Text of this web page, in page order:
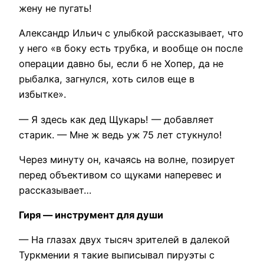
жену не пугать!
Александр Ильич с улыбкой рассказывает, что
у него «в боку есть трубка, и вообще он после
операции давно бы, если б не Хопер, да не
рыбалка, загнулся, хоть силов еще в
избытке».
— Я здесь как дед Щукарь! — добавляет
старик. — Мне ж ведь уж 75 лет стукнуло!
Через минуту он, качаясь на волне, позирует
перед объективом со щуками наперевес и
рассказывает…
Гиря — инструмент для души
— На глазах двух тысяч зрителей в далекой
Туркмении я такие выписывал пируэты с